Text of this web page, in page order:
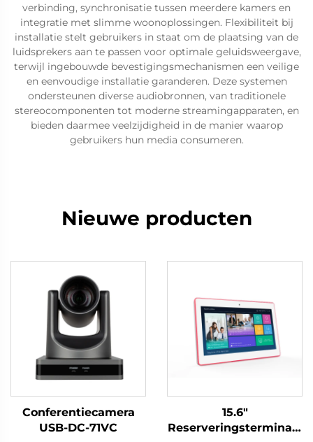
verbinding, synchronisatie tussen meerdere kamers en
integratie met slimme woonoplossingen. Flexibiliteit bij
installatie stelt gebruikers in staat om de plaatsing van de
luidsprekers aan te passen voor optimale geluidsweergave,
terwijl ingebouwde bevestigingsmechanismen een veilige
en eenvoudige installatie garanderen. Deze systemen
ondersteunen diverse audiobronnen, van traditionele
stereocomponenten tot moderne streamingapparaten, en
bieden daarmee veelzijdigheid in de manier waarop
gebruikers hun media consumeren.
Nieuwe producten
Conferentiecamera
USB-DC-71VC
15.6"
Reserveringsterminaal